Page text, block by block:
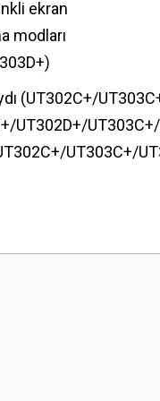
ekran
modları
(UT302C+/
UT302D+/
UT303C+/